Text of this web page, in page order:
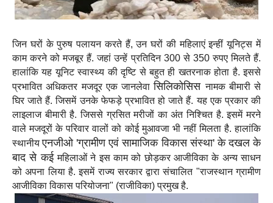
जिन घरों के पुरुष पलायन करते हैं, उन घरों की महिलाएं इन्हीं यूनिट्स में
काम करने को मजबूर हैं. जहां उन्हें प्रतिदिन 300 से 350 रुपए मिलते हैं.
हालांकि यह यूनिट स्वास्थ्य की दृष्टि से बहुत ही खतरनाक होता है. इससे
प्रभावित अधिकतर मजदूर एक जानलेवासिलिकोसिसनामक बीमारी से
घिर जाते हैं. जिसमें उनके फेफड़े प्रभावित हो जाते हैं. यह एक प्रकार की
लाइलाज बीमारी है. जिससे ग्रसित मरीजों का अंत निश्चित है. इसमें मरने
वाले मजदूरों के परिवार वालों को कोई मुआवजा भी नहीं मिलता है. हालांकि
स्थानीयएनजीओ 'ग्रामीण एवं सामाजिक विकास संस्था' के दखल के
बाद से कईमहिलाओं ने इस काम को छोड़कर आजीविका के अन्य साधन
को अपना लिया है. इसमें राज्य सरकार द्वारा संचालित "राजस्थान ग्रामीण
आजीविका विकास परियोजना" (राजीविका) प्रमुख है.